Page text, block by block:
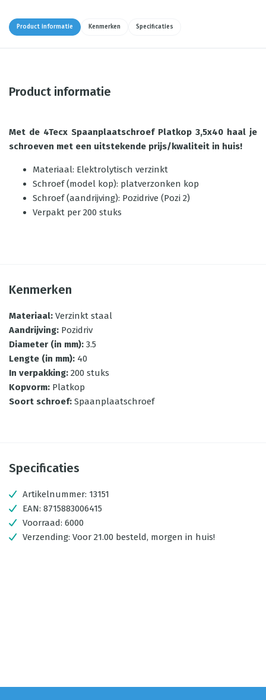
Product informatie Kenmerken Specificaties
Product informatie
Met de 4Tecx Spaanplaatschroef Platkop 3,5x40 haal je
schroeven met een uitstekende prijs/kwaliteit in huis!
Materiaal: Elektrolytisch verzinkt
Schroef (model kop): platverzonken kop
Schroef (aandrijving): Pozidrive (Pozi 2)
Verpakt per 200 stuks
Kenmerken
Materiaal: Verzinkt staal
Aandrijving: Pozidriv
Diameter (in mm): 3.5
Lengte (in mm): 40
In verpakking: 200 stuks
Kopvorm: Platkop
Soort schroef: Spaanplaatschroef
Specificaties
Artikelnummer: 13151
EAN: 8715883006415
Voorraad: 6000
Verzending: Voor 21.00 besteld, morgen in huis!